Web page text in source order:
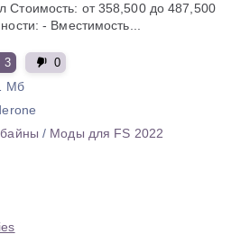
Стоимость: от 358,500 до 487,500
- Вместимость...
3 0
Мб
/ Моды для FS 2022